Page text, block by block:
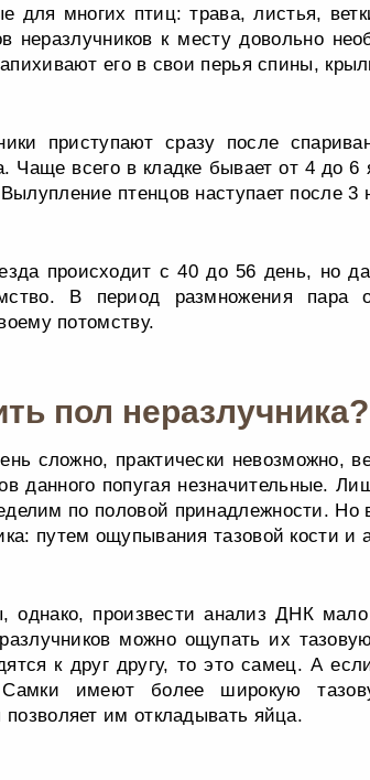
для многих птиц: трава, листья,
неразлучников к месту довольно
его в свои перья спины,
приступают сразу после
Чаще всего в кладке бывает от 4 до
птенцов наступает после 3
происходит с 40 до 56 день, но
В период размножения пара
потомству.
пол неразлучника?
сложно, практически невозможно,
данного попугая незначительные.
по половой принадлежности. Но
путем ощупывания тазовой кости и
однако, произвести анализ ДНК
можно ощупать их
к друг другу, то это самец. А
имеют более широкую
позволяет им откладывать яйца.